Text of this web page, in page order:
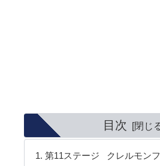
目次
第11ステージ クレルモン